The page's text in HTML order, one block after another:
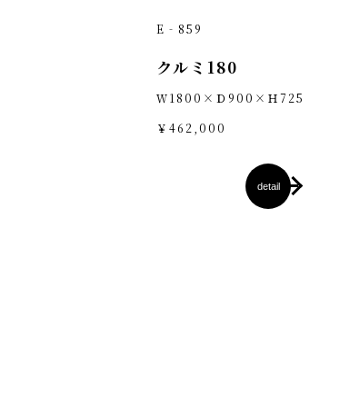
E‐859
クルミ180
Ｗ1800×Ｄ900×Ｈ725
￥462,000
detail